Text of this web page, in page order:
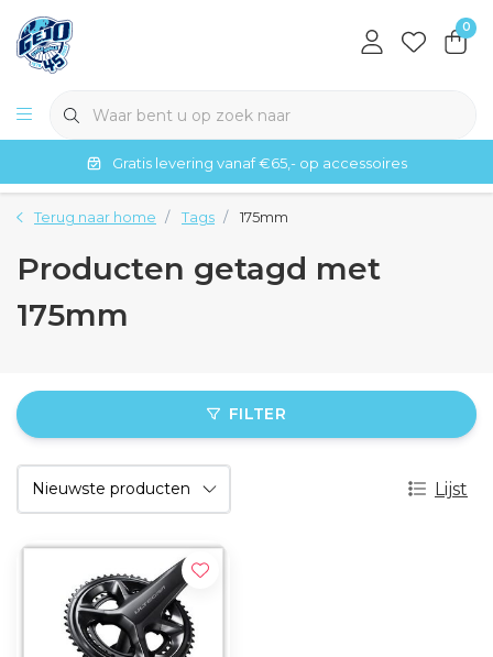
0
Gratis levering vanaf €65,- op accessoires
Terug naar home Tags 175mm
Producten getagd met
175mm
FILTER
Lijst